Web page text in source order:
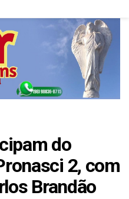
do
2, com
Brandão